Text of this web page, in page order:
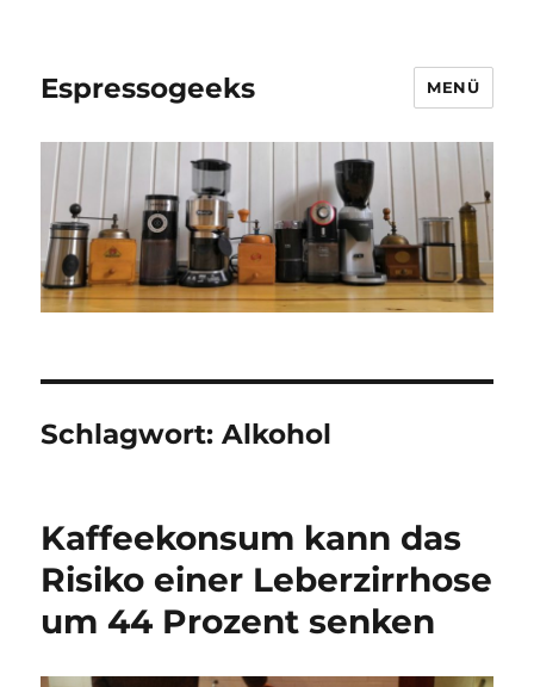
Espressogeeks MENÜ
Schlagwort:Alkohol
Kaffeekonsum kann das
Risiko einer Leberzirrhose
um 44 Prozent senken